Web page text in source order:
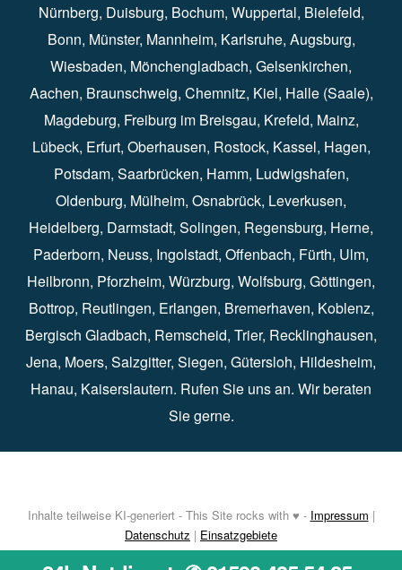
Nürnberg⁠, Duisburg⁠⁠, Bochum⁠, Wuppertal⁠⁠, Bielefeld⁠⁠,
Bonn⁠⁠, Münster⁠⁠, Mannheim⁠, Karlsruhe⁠, Augsburg⁠,
Wiesbaden⁠⁠, Mönchengladbach⁠, Gelsenkirchen⁠⁠,
Aachen⁠⁠, Braunschweig⁠, Chemnitz⁠⁠, Kiel⁠, Halle (Saale)⁠⁠,
Magdeburg⁠, Freiburg im Breisgau⁠⁠, Krefeld⁠⁠, Mainz⁠⁠,
Lübeck⁠, Erfurt⁠, Oberhausen⁠⁠, Rostock⁠⁠, Kassel⁠⁠, Hagen⁠,
Potsdam⁠, Saarbrücken⁠⁠, Hamm⁠, Ludwigshafen⁠,
Oldenburg⁠, Mülheim⁠, Osnabrück⁠⁠, Leverkusen⁠,
Heidelberg⁠, Darmstadt⁠⁠, Solingen⁠, Regensburg⁠, Herne⁠⁠,
Paderborn⁠, Neuss⁠, Ingolstadt⁠, Offenbach, Fürth⁠⁠, Ulm⁠⁠,
Heilbronn⁠, Pforzheim⁠, Würzburg⁠, Wolfsburg⁠⁠, Göttingen⁠,
Bottrop⁠, Reutlingen⁠, Erlangen⁠⁠, Bremerhaven⁠, Koblenz⁠,
Bergisch Gladbach⁠, Remscheid⁠⁠, Trier⁠⁠, Recklinghausen⁠,
Jena⁠⁠, Moers⁠⁠, Salzgitter⁠⁠, Siegen⁠⁠, Gütersloh⁠, Hildesheim⁠⁠,
Hanau⁠, Kaiserslautern⁠⁠. Rufen Sie uns an. Wir beraten
Sie gerne.
Inhalte teilweise KI-generiert - This Site rocks with ♥ - Impressum |
Datenschutz | Einsatzgebiete